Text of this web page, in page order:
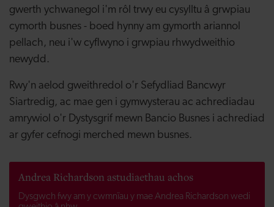
gwerth ychwanegol i'm rôl trwy eu cysylltu â grwpiau
cymorth busnes - boed hynny am gymorth ariannol
pellach, neu i'w cyflwyno i grwpiau rhwydweithio
newydd.
Rwy'n aelod gweithredol o'r Sefydliad Bancwyr
Siartredig, ac mae gen i gymwysterau ac achrediadau
amrywiol o'r Dystysgrif mewn Bancio Busnes i achrediad
ar gyfer cefnogi merched mewn busnes.
Andrea Richardson astudiaethau achos
Dysgwch fwy am y cwmnïau y mae Andrea Richardson wedi